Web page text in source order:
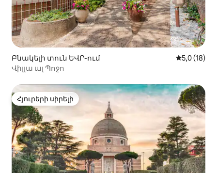
Բնակելի տուն ԵՎՐ-ում Միջին
5,0 (18)
Վիլլա ալ Պոջո
Հյուրերի սիրելի
Հյուրերի սիրելի